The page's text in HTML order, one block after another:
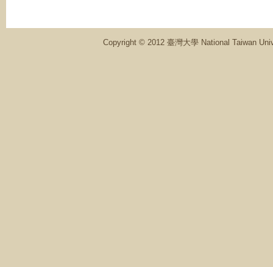
Copyright © 2012 臺灣大學 National Taiwan